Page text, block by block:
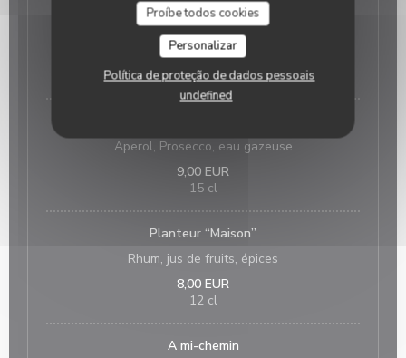
Proíbe todos cookies
Personalizar
Política de proteção de dados pessoais
undefined
Spritz (Aperol, Campari ou limoncello)
Aperol, Prosecco, eau gazeuse
8,00 EUR
15 cl
Aperol, Prosecco, eau gazeuse
9,00 EUR
15 cl
Planteur “Maison”
Rhum, jus de fruits, épices
8,00 EUR
12 cl
A mi-chemin